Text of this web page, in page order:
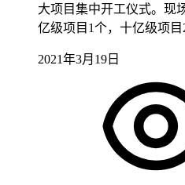
大项目集中开工仪式。现
亿级项目1个，十亿级项
2021年3月19日